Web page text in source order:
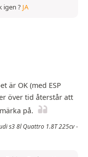
igen ? JA
är OK (med ESP
över tid återstår att
på.
s3 8l Quattro 1.8T 225cv -